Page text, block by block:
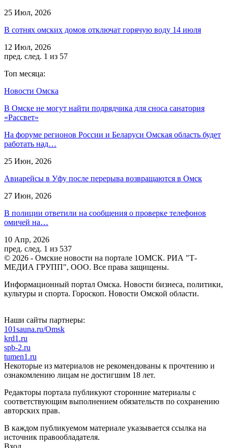
25 Июл, 2026
В сотнях омских домов отключат горячую воду 14 июля
12 Июл, 2026
пред. след. 1 из 57
Топ месяца:
Новости Омска
В Омске не могут найти подрядчика для сноса санатория
«Рассвет»
На форуме регионов России и Беларуси Омская область будет
работать над…
25 Июн, 2026
Авиарейсы в Уфу после перерыва возвращаются в Омск
27 Июн, 2026
В полиции ответили на сообщения о проверке телефонов
омичей на…
10 Апр, 2026
пред. след. 1 из 537
© 2026 - Омские новости на портале 1ОМСК. РИА "Т-
МЕДИА ГРУПП", ООО. Все права защищены.
Информационный портал Омска. Новости бизнеса, политики,
культуры и спорта. Гороскоп. Новости Омской области.
Наши сайты партнеры:
101sauna.ru/Omsk
krd1.ru
spb-2.ru
tumen1.ru
Некоторые из материалов не рекомендованы к прочтению и
ознакомлению лицам не достигшим 18 лет.
Редакторы портала публикуют сторонние материалы с
соответствующим выполнением обязательств по сохранению
авторских прав.
В каждом публикуемом материале указывается ссылка на
источник правообладателя.
Вход